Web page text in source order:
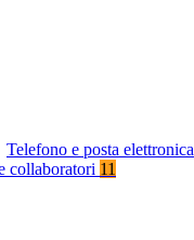
Telefono e posta elettronica
collaboratori 11